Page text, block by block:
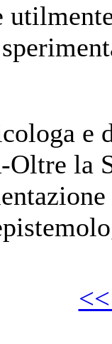
e
la